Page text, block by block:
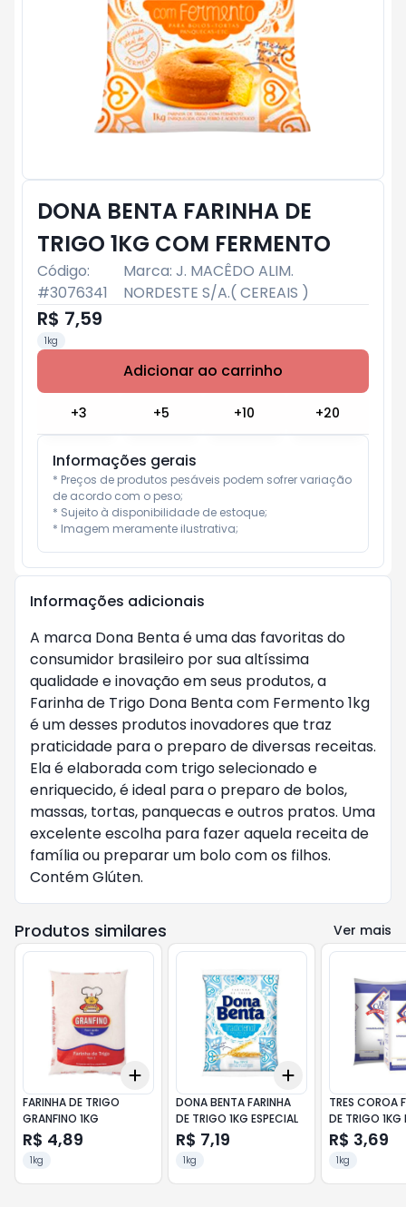
DONA BENTA FARINHA DE
TRIGO 1KG COM FERMENTO
Código:
#3076341
Marca:J. MACÊDO ALIM.
NORDESTE S/A.( CEREAIS )
R$ 7,59
1kg
Adicionar ao carrinho
+3 +5 +10 +20
Informações gerais
* Preços de produtos pesáveis podem sofrer variação
de acordo com o peso;
* Sujeito à disponibilidade de estoque;
* Imagem meramente ilustrativa;
Informações adicionais
A marca Dona Benta é uma das favoritas do
consumidor brasileiro por sua altíssima
qualidade e inovação em seus produtos, a
Farinha de Trigo Dona Benta com Fermento 1kg
é um desses produtos inovadores que traz
praticidade para o preparo de diversas receitas.
Ela é elaborada com trigo selecionado e
enriquecido, é ideal para o preparo de bolos,
massas, tortas, panquecas e outros pratos. Uma
excelente escolha para fazer aquela receita de
família ou preparar um bolo com os filhos.
Contém Glúten.
Produtos similares Ver mais
+10
Add
FARINHA DE TRIGO
GRANFINO 1KG
R$ 4,89
1kg
Add
DONA BENTA FARINHA
DE TRIGO 1KG ESPECIAL
R$ 7,19
1kg
TRES COROA
DE TRIGO 1KG
R$ 3,69
1kg